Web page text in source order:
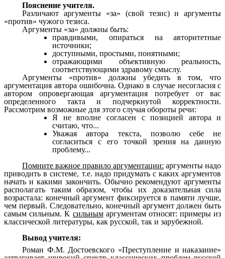
Пояснение учителя.
Различают аргументы «за» (свой тезис) и аргументы
«против» чужого тезиса.
Аргументы «за» должны быть:
правдивыми, опираться на авторитетные
источники;
доступными, простыми, понятными;
отражающими объективную реальность,
соответствующими здравому смыслу.
Аргументы «против» должны убедить в том, что
аргументация автора ошибочна. Однако в случае несогласия с
автором опровергающая аргументация потребует от вас
определенного такта и подчеркнутой корректности.
Рассмотрим возможные для этого случая обороты речи:
Я не вполне согласен с позицией автора и
считаю, что...
Уважая автора текста, позволю себе не
согласиться с его точкой зрения на данную
проблему...
Помните важное правило аргументации: аргументы надо
приводить в системе, т.е. надо придумать с каких аргументов
начать и какими закончить. Обычно рекомендуют аргументы
располагать таким образом, чтобы их доказательная сила
возрастала: конечный аргумент фиксируется в памяти лучше,
чем первый. Следовательно, конечный аргумент должен быть
самым сильным. К сильнымаргументам относят: примеры из
классической литературы, как русской, так и зарубежной.
Вывод учителя:
Роман Ф.М. Достоевского «Преступление и наказание»